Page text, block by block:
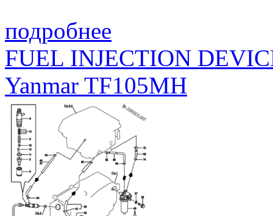
подробнее
FUEL INJECTION
Yanmar TF105MH